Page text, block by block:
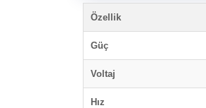
Özellik
Güç
Voltaj
Hız